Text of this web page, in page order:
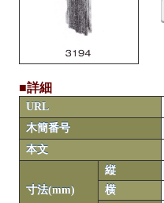
■詳細
URL
木簡番号
本文
寸法(mm)
縦
横